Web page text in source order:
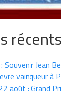
récents
Souvenir Jean
vainqueur à
août : Grand